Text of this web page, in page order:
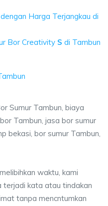
Harga Terjangkau di
Bor Creativity S di Tambun
Sumur Tambun, biaya
Tambun, jasa bor sumur
bekasi, bor sumur Tambun,
waktu, kami
terjadi kata atau tindakan
tanpa mencntumkan